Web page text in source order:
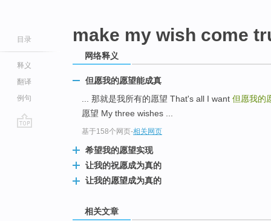
目录
释义
翻译
例句
make my wish come
网络释义
但愿我的愿望能成真
... 那就是我所有的愿望 That's all I want 但愿我的
愿望 My three wishes ...
基于158个网页-相关网页
希望我的愿望实现
让我的祝愿成为真的
让我的愿望成为真的
相关文章